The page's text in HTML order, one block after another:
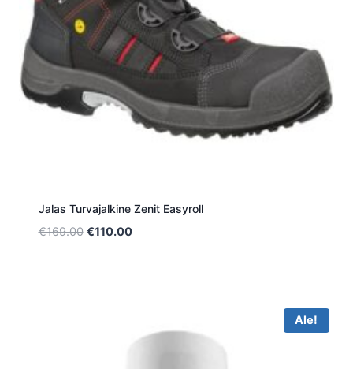
Jalas Turvajalkine Zenit Easyroll
€169.00 Alkuperäinen
€110.00Nykyinen
Ale!